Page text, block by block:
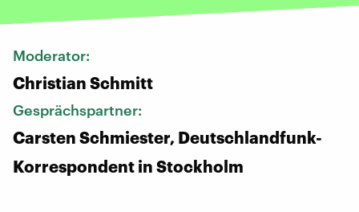
Moderator:
Christian Schmitt
Gesprächspartner:
Carsten Schmiester, Deutschlandfunk-
Korrespondent in Stockholm